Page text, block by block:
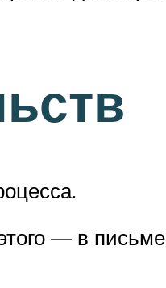
— в